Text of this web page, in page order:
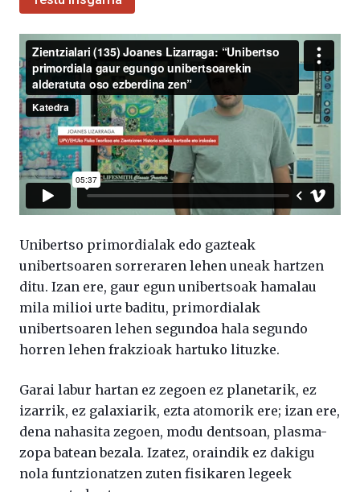
Unibertso primordialak edo gazteak
unibertsoaren sorreraren lehen uneak hartzen
ditu. Izan ere, gaur egun unibertsoak hamalau
mila milioi urte baditu, primordialak
unibertsoaren lehen segundoa hala segundo
horren lehen frakzioak hartuko lituzke.
Garai labur hartan ez zegoen ez planetarik, ez
izarrik, ez galaxiarik, ezta atomorik ere; izan ere,
dena nahasita zegoen, modu dentsoan, plasma-
zopa batean bezala. Izatez, oraindik ez dakigu
nola funtzionatzen zuten fisikaren legeek